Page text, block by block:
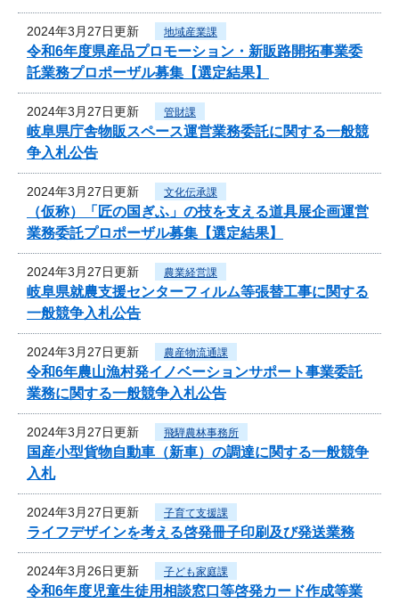
2024年3月27日更新 地域産業課
令和6年度県産品プロモーション・新販路開拓事業委
託業務プロポーザル募集【選定結果】
2024年3月27日更新 管財課
岐阜県庁舎物販スペース運営業務委託に関する一般競
争入札公告
2024年3月27日更新 文化伝承課
（仮称）「匠の国ぎふ」の技を支える道具展企画運営
業務委託プロポーザル募集【選定結果】
2024年3月27日更新 農業経営課
岐阜県就農支援センターフィルム等張替工事に関する
一般競争入札公告
2024年3月27日更新 農産物流通課
令和6年農山漁村発イノベーションサポート事業委託
業務に関する一般競争入札公告
2024年3月27日更新 飛騨農林事務所
国産小型貨物自動車（新車）の調達に関する一般競争
入札
2024年3月27日更新 子育て支援課
ライフデザインを考える啓発冊子印刷及び発送業務
2024年3月26日更新 子ども家庭課
令和6年度児童生徒用相談窓口等啓発カード作成等業